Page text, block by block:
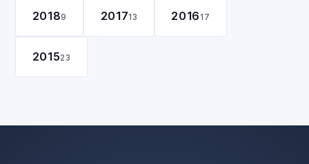
20189 201713 201617
201523